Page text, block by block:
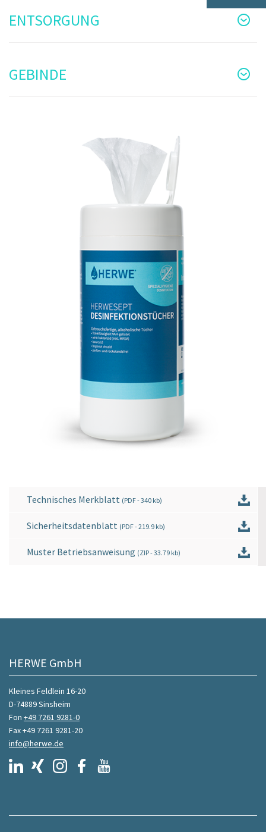
ENTSORGUNG
GEBINDE
Technisches Merkblatt (PDF- 340 kb)
Sicherheitsdatenblatt (PDF- 219.9 kb)
Muster Betriebsanweisung (ZIP- 33.79 kb)
HERWE GmbH
Kleines Feldlein 16-20
D-74889 Sinsheim
Fon +49 7261 9281-0
Fax +49 7261 9281-20
info@herwe.de